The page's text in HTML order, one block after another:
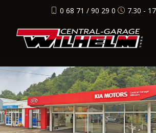
0 68 71 / 90 29 0 7.30 -